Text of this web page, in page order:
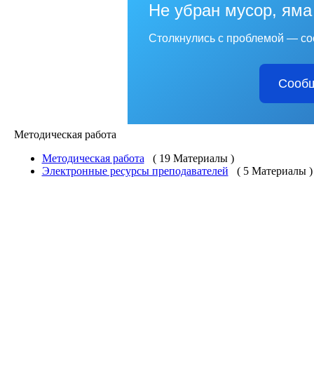
Не убран мусор,
Столкнулись с проблемой —
Методическая работа
Методическая работа
( 19 Материалы )
Электронные ресурсы преподавателей
( 5 Материалы )